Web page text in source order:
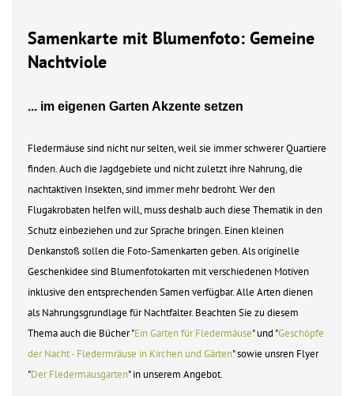
Samenkarte mit Blumenfoto: Gemeine
Nachtviole
... im eigenen Garten Akzente setzen
Fledermäuse sind nicht nur selten, weil sie immer schwerer Quartiere
finden. Auch die Jagdgebiete und nicht zuletzt ihre Nahrung, die
nachtaktiven Insekten, sind immer mehr bedroht. Wer den
Flugakrobaten helfen will, muss deshalb auch diese Thematik in den
Schutz einbeziehen und zur Sprache bringen. Einen kleinen
Denkanstoß sollen die Foto-Samenkarten geben. Als originelle
Geschenkidee sind Blumenfotokarten mit verschiedenen Motiven
inklusive den entsprechenden Samen verfügbar. Alle Arten dienen
als Nahrungsgrundlage für Nachtfalter. Beachten Sie zu diesem
Thema auch die Bücher "Ein Garten für Fledermäuse" und "Geschöpfe
der Nacht - Fledermräuse in Kirchen und Gärten" sowie unsren Flyer
"Der Fledermausgarten" in unserem Angebot.